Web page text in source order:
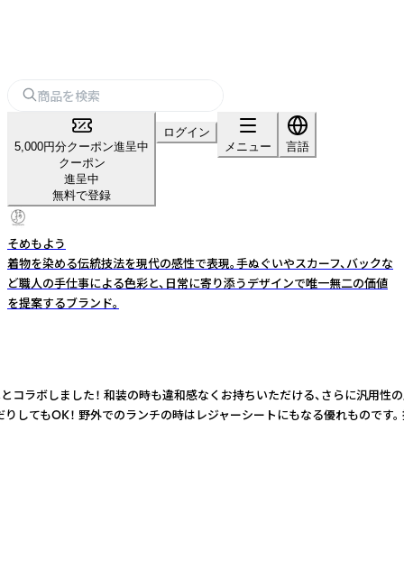
5,000円分クーポン進呈中
クーポン
進呈中
無料で登録
ログイン
メニュー
言語
そめもよう
着物を染める伝統技法を現代の感性で表現。手ぬぐいやスカーフ、バックな
ど職人の手仕事による色彩と、日常に寄り添うデザインで唯一無二の価値
を提案するブランド。
ボしました！ 和装の時も違和感なくお持ちいただける、さらに
もOK！ 野外でのランチの時はレジャーシートにもなる優れものです